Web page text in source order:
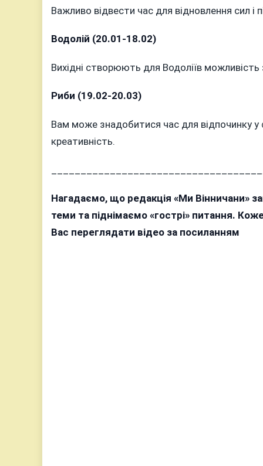
Важливо відвести час для відновлення сил і
Водолій (20.01-18.02)
Вихідні створюють для Водоліїв
Риби (19.02-20.03)
Вам може знадобитися час для відпочинку
креативність.
Нагадаємо, що редакція «Ми Вінничани»
теми та піднімаємо «гострі» питання.
Вас переглядати відео за посиланням